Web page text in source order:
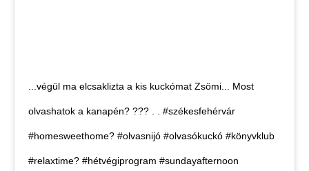
...végül ma elcsaklizta a kis kuckómat Zsömi... Most
olvashatok a kanapén? ??? . . #székesfehérvár
#homesweethome? #olvasnijó #olvasókuckó #könyvklub
#relaxtime? #hétvégiprogram #sundayafternoon